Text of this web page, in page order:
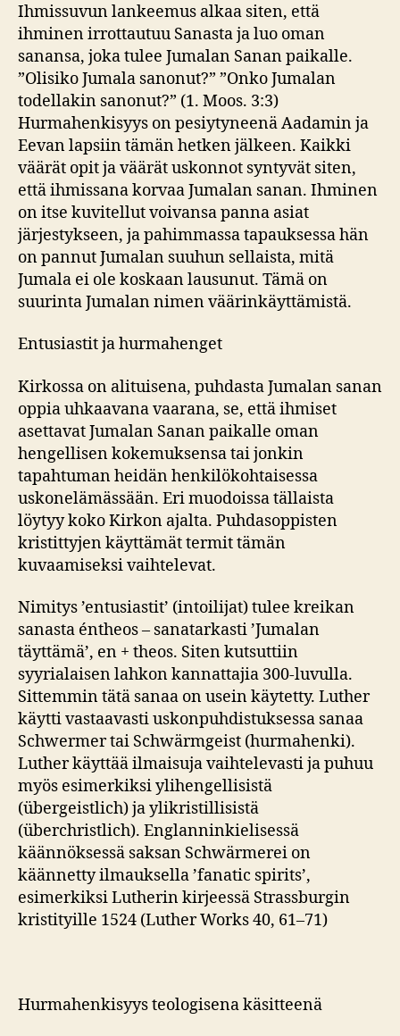
Ihmissuvun lankeemus alkaa siten, että
ihminen irrottautuu Sanasta ja luo oman
sanansa, joka tulee Jumalan Sanan paikalle.
”Olisiko Jumala sanonut?” ”Onko Jumalan
todellakin sanonut?” (1. Moos. 3:3)
Hurmahenkisyys on pesiytyneenä Aadamin ja
Eevan lapsiin tämän hetken jälkeen. Kaikki
väärät opit ja väärät uskonnot syntyvät siten,
että ihmissana korvaa Jumalan sanan. Ihminen
on itse kuvitellut voivansa panna asiat
järjestykseen, ja pahimmassa tapauksessa hän
on pannut Jumalan suuhun sellaista, mitä
Jumala ei ole koskaan lausunut. Tämä on
suurinta Jumalan nimen väärinkäyttämistä.
Entusiastit ja hurmahenget
Kirkossa on alituisena, puhdasta Jumalan sanan
oppia uhkaavana vaarana, se, että ihmiset
asettavat Jumalan Sanan paikalle oman
hengellisen kokemuksensa tai jonkin
tapahtuman heidän henkilökohtaisessa
uskonelämässään. Eri muodoissa tällaista
löytyy koko Kirkon ajalta. Puhdasoppisten
kristittyjen käyttämät termit tämän
kuvaamiseksi vaihtelevat.
Nimitys ’entusiastit’ (intoilijat) tulee kreikan
sanasta éntheos – sanatarkasti ’Jumalan
täyttämä’, en + theos. Siten kutsuttiin
syyrialaisen lahkon kannattajia 300-luvulla.
Sittemmin tätä sanaa on usein käytetty. Luther
käytti vastaavasti uskonpuhdistuksessa sanaa
Schwermer tai Schwärmgeist (hurmahenki).
Luther käyttää ilmaisuja vaihtelevasti ja puhuu
myös esimerkiksi ylihengellisistä
(übergeistlich) ja ylikristillisistä
(überchristlich). Englanninkielisessä
käännöksessä saksan Schwärmerei on
käännetty ilmauksella ’fanatic spirits’,
esimerkiksi Lutherin kirjeessä Strassburgin
kristityille 1524 (Luther Works 40, 61–71)
Hurmahenkisyys teologisena käsitteenä